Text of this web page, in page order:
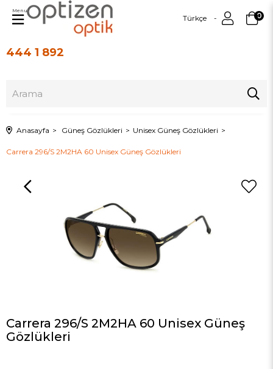
444 1 892
Türkçe 0
Menu
Anasayfa Güneş Gözlükleri Unisex Güneş Gözlükleri
Carrera 296/S 2M2HA 60 Unisex Güneş Gözlükleri
Carrera 296/S 2M2HA 60 Unisex Güneş
Gözlükleri